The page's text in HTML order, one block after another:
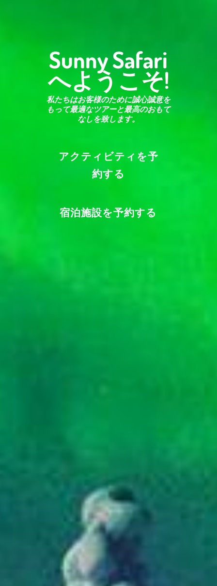
Sunny Safari
へようこそ!
私たちはお客様のために誠心誠意を
もって最適なツアーと最高のおもて
なしを致します。
アクティビティを予
約する
宿泊施設を予約する